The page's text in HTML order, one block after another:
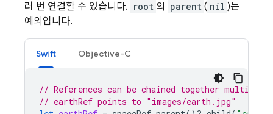
러 번 연결할 수 있습니다. root 의 parent ( nil )는
예외입니다.
Swift Objective-C
// References can be chained together multiple
// earthRef points to "images/earth.jpg"